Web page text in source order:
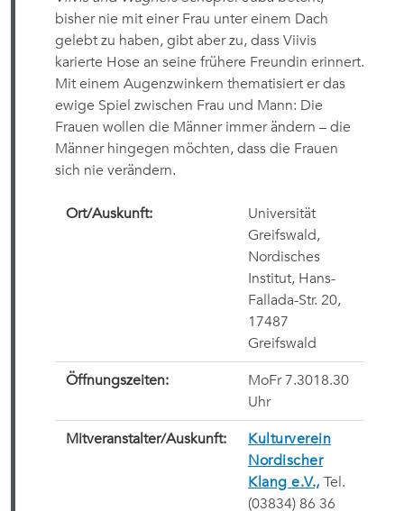
bisher nie mit einer Frau unter einem Dach
gelebt zu haben, gibt aber zu, dass Viivis
karierte Hose an seine frühere Freundin erinnert.
Mit einem Augenzwinkern thematisiert er das
ewige Spiel zwischen Frau und Mann: Die
Frauen wollen die Männer immer ändern – die
Männer hingegen möchten, dass die Frauen
sich nie verändern.
Ort/Auskunft:
Universität
Greifswald,
Nordisches
Institut, Hans-
Fallada-Str. 20,
17487
Greifswald
Öffnungszeiten:
MoFr 7.3018.30
Uhr
Mitveranstalter/Auskunft:
Kulturverein
Nordischer
Klang e.V., Tel.
(03834) 86 36